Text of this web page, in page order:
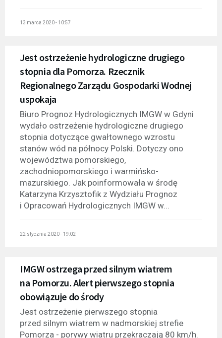
13 marca 2020 - 10:57
Jest ostrzeżenie hydrologiczne drugiego
stopnia dla Pomorza. Rzecznik
Regionalnego Zarządu Gospodarki Wodnej
uspokaja
Biuro Prognoz Hydrologicznych IMGW w Gdyni
wydało ostrzeżenie hydrologiczne drugiego
stopnia dotyczące gwałtownego wzrostu
stanów wód na północy Polski. Dotyczy ono
województwa pomorskiego,
zachodniopomorskiego i warmińsko-
mazurskiego. Jak poinformowała w środę
Katarzyna Krzysztofik z Wydziału Prognoz
i Opracowań Hydrologicznych IMGW w...
22 stycznia 2020 - 19:02
IMGW ostrzega przed silnym wiatrem
na Pomorzu. Alert pierwszego stopnia
obowiązuje do środy
Jest ostrzeżenie pierwszego stopnia
przed silnym wiatrem w nadmorskiej strefie
Pomorza - porywy wiatru przekraczają 80 km/h.